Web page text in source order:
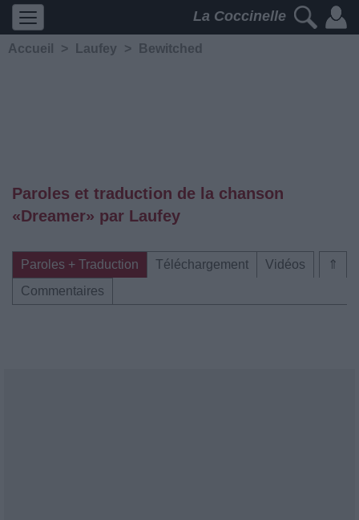
La Coccinelle
Accueil > Laufey > Bewitched
Paroles et traduction de la chanson
«Dreamer» par Laufey
⇑
Paroles + Traduction Téléchargement
Vidéos
Commentaires